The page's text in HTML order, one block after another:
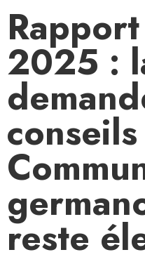
2025 :
reste